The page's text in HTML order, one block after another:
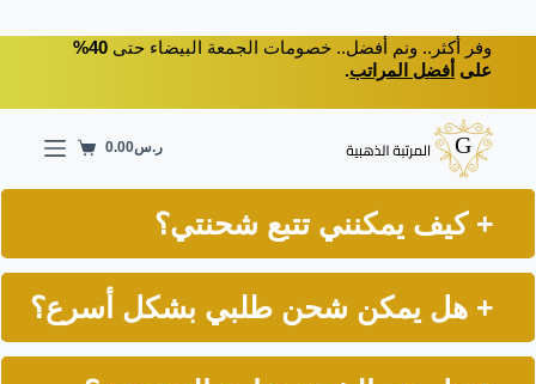
المحتوى
وفر أكثر.. ونم أفضل.. خصومات الجمعة البيضاء حتى
40%
على أفضل المراتب.
التسوق
ر.س0.00
+ كيف يمكنني تتبع شحنتي؟
+ هل يمكن شحن طلبي بشكل أسرع؟